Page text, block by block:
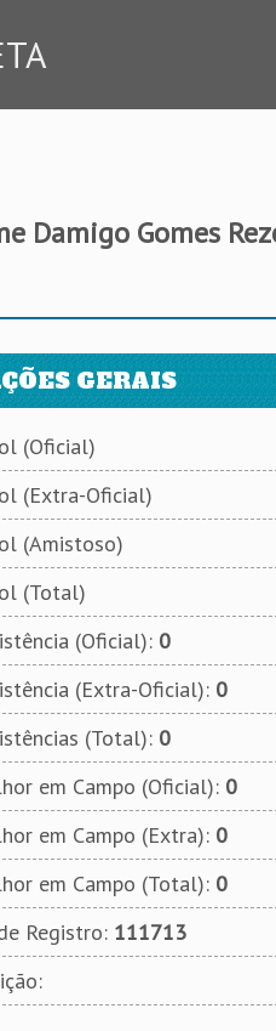
Damigo Gomes
GERAIS
(Oficial)
(Extra-Oficial)
(Amistoso)
(Total)
(Oficial): 0
(Extra-Oficial): 0
(Total): 0
em Campo (Oficial): 0
em Campo (Extra): 0
em Campo (Total): 0
Registro: 111713